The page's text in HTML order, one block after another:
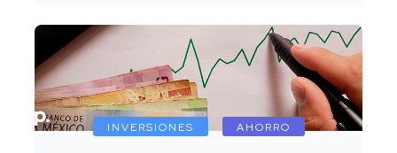
INVERSIONES AHORRO